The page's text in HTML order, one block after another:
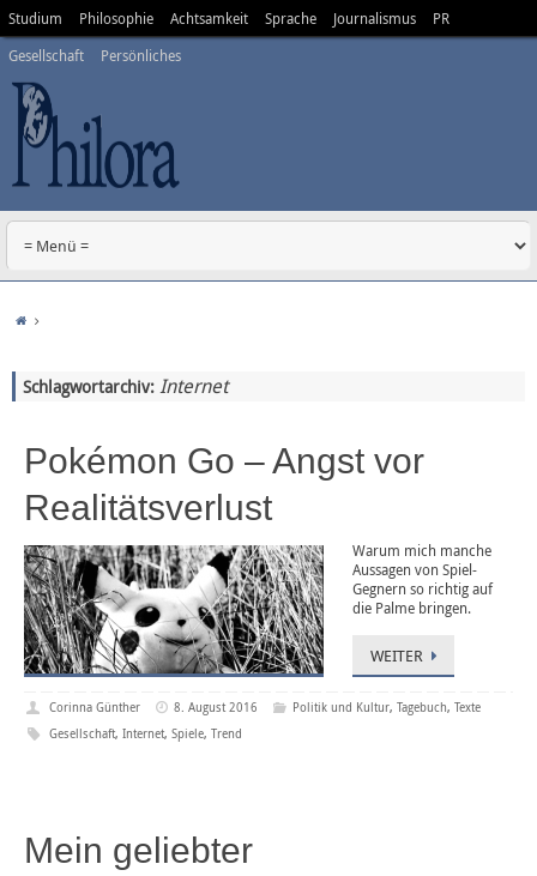
Studium Philosophie Achtsamkeit Sprache Journalismus
PR
Gesellschaft
Persönliches
Schlagwortarchiv: Internet
Pokémon Go – Angst vor
Realitätsverlust
Warum mich manche
Aussagen von Spiel-
Gegnern so richtig auf
die Palme bringen.
WEITER
Corinna Günther 8. August 2016 Politik und Kultur, Tagebuch, Texte
Gesellschaft,Internet,Spiele,Trend
Mein geliebter